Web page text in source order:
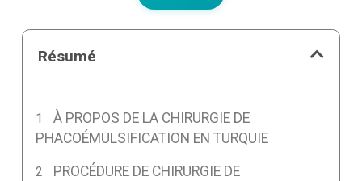
Résumé
À PROPOS DE LA CHIRURGIE DE
PHACOÉMULSIFICATION EN TURQUIE
PROCÉDURE DE CHIRURGIE DE